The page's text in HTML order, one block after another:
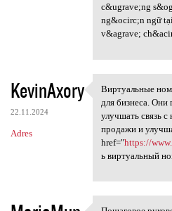
c&ugrave;ng
ng&ocirc;n ngữ
v&agrave;
KevinAxory
22.11.2024
Adres
Виртуальные
для бизнеса. Они
улучшать связь с
продажи и
href="https://
ь виртуальный